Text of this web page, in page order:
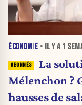
ÉCONOMIE • IL Y A 1
La
Mélenchon ?
hausses de